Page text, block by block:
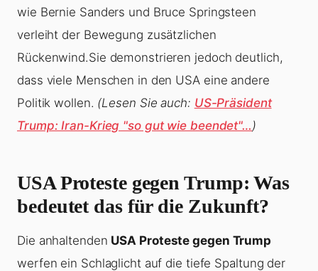
wie Bernie Sanders und Bruce Springsteen
verleiht der Bewegung zusätzlichen
Rückenwind.Sie demonstrieren jedoch deutlich,
dass viele Menschen in den USA eine andere
Politik wollen. (Lesen Sie auch: US-Präsident
Trump: Iran-Krieg "so gut wie beendet"…)
USA Proteste gegen Trump: Was
bedeutet das für die Zukunft?
Die anhaltenden USA Proteste gegen Trump
werfen ein Schlaglicht auf die tiefe Spaltung der